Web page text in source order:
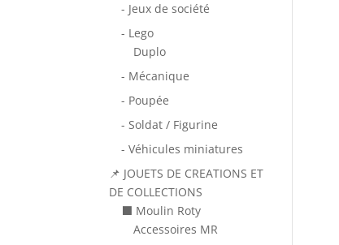
- Jeux de société
- Lego
Duplo
- Mécanique
- Poupée
- Soldat / Figurine
- Véhicules miniatures
📌 JOUETS DE CREATIONS ET
DE COLLECTIONS
⬛ Moulin Roty
Accessoires MR